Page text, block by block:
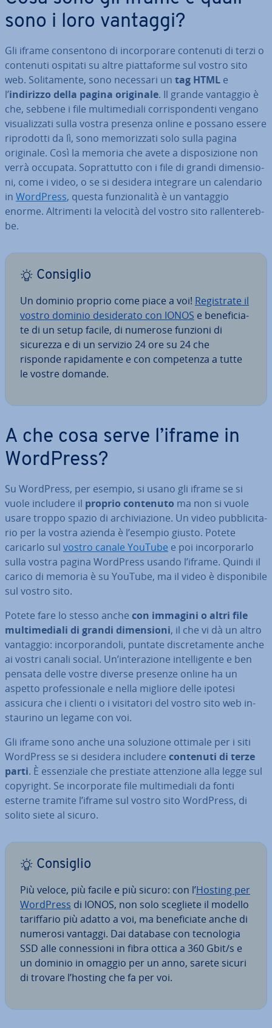
sono i loro vantaggi?
Gli iframe con­sen­to­no di in­cor­po­ra­re contenuti di terzi o
contenuti ospitati su altre piat­ta­for­me sul vostro sito
web. So­li­ta­men­te, sono necessari un tag HTML e
l’indirizzo della pagina originale. Il grande vantaggio è
che, sebbene i file mul­ti­me­dia­li cor­ri­spon­den­ti vengano
vi­sua­liz­za­ti sulla vostra presenza online e possano essere
ri­pro­dot­ti da lì, sono me­mo­riz­za­ti solo sulla pagina
originale. Così la memoria che avete a di­spo­si­zio­ne non
verrà occupata. So­prat­tut­to con i file di grandi di­men­sio­
ni, come i video, o se si desidera integrare un ca­len­da­rio
in WordPress, questa fun­zio­na­li­tà è un vantaggio
enorme. Al­tri­men­ti la velocità del vostro sito ral­len­te­reb­
be.
Consiglio
Un dominio proprio come piace a voi! Re­gi­stra­te il
vostro dominio de­si­de­ra­to con IONOS e be­ne­fi­cia­
te di un setup facile, di numerose funzioni di
sicurezza e di un servizio 24 ore su 24 che
risponde ra­pi­da­men­te e con com­pe­ten­za a tutte
le vostre domande.
A che cosa serve l’iframe in
WordPress?
Su WordPress, per esempio, si usano gli iframe se si
vuole includere il proprio contenuto ma non si vuole
usare troppo spazio di ar­chi­via­zio­ne. Un video pub­bli­ci­ta­
rio per la vostra azienda è l’esempio giusto. Potete
caricarlo sul vostro canale YouTube e poi in­cor­po­rar­lo
sulla vostra pagina WordPress usando l’iframe. Quindi il
carico di memoria è su YouTube, ma il video è di­spo­ni­bi­le
sul vostro sito.
Potete fare lo stesso anche con immagini o altri file
mul­ti­me­dia­li di grandi di­men­sio­ni, il che vi dà un altro
vantaggio: in­cor­po­ran­do­li, puntate di­scre­ta­men­te anche
ai vostri canali social. Un’in­te­ra­zio­ne in­tel­li­gen­te e ben
pensata delle vostre diverse presenze online ha un
aspetto pro­fes­sio­na­le e nella migliore delle ipotesi
assicura che i clienti o i vi­si­ta­to­ri del vostro sito web in­
stau­ri­no un legame con voi.
Gli iframe sono anche una soluzione ottimale per i siti
WordPress se si desidera includere contenuti di terze
parti. È es­sen­zia­le che prestiate at­ten­zio­ne alla legge sul
copyright. Se in­cor­po­ra­te file mul­ti­me­dia­li da fonti
esterne tramite l’iframe sul vostro sito WordPress, di
solito siete al sicuro.
Consiglio
Più veloce, più facile e più sicuro: con l’Hosting per
WordPress di IONOS, non solo scegliete il modello
ta­rif­fa­rio più adatto a voi, ma be­ne­fi­cia­te anche di
numerosi vantaggi. Dai database con tec­no­lo­gia
SSD alle con­nes­sio­ni in fibra ottica a 360 Gbit/s e
un dominio in omaggio per un anno, sarete sicuri
di trovare l’hosting che fa per voi.